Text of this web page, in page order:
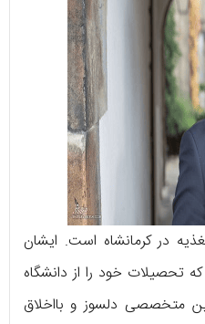
در کرمانشاه است. ایشان
تحصیلات خود را از دانشگاه
متخصصی دلسوز و بااخلاق